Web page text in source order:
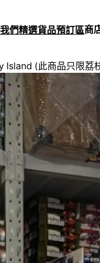
們精選貨品預訂區商
(此商品只限荔